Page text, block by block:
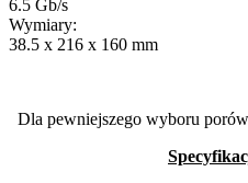
6.5 Gb/s
Wymiary:
38.5 x 216 x 160 mm
Dla pewniejszego wyboru